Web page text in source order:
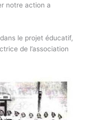
notre action a
le projet éducatif,
de l’association